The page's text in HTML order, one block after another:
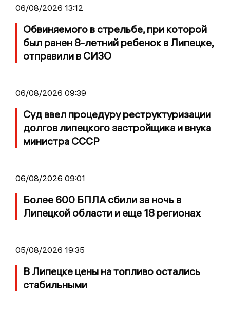
06/08/2026 13:12
Обвиняемого в стрельбе, при которой
был ранен 8-летний ребенок в Липецке,
отправили в СИЗО
06/08/2026 09:39
Суд ввел процедуру реструктуризации
долгов липецкого застройщика и внука
министра СССР
06/08/2026 09:01
Более 600 БПЛА сбили за ночь в
Липецкой области и еще 18 регионах
05/08/2026 19:35
В Липецке цены на топливо остались
стабильными